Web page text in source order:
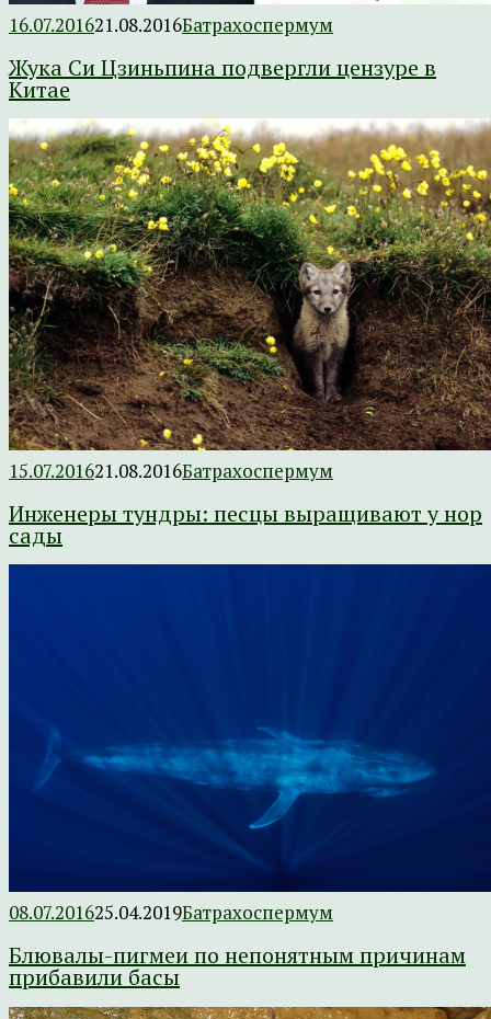
16.07.201621.08.2016Батрахоспермум
Жука Си Цзиньпина подвергли цензуре в
Китае
15.07.201621.08.2016Батрахоспермум
Инженеры тундры: песцы выращивают у нор
сады
08.07.201625.04.2019Батрахоспермум
Блювалы-пигмеи по непонятным причинам
прибавили басы